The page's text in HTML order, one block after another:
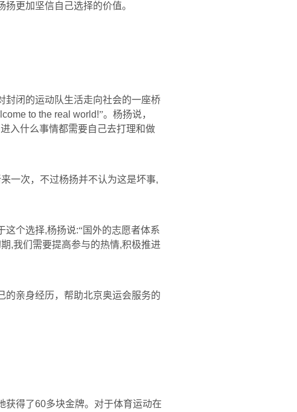
更加坚信自己选择的价值。
封闭的运动队生活走向社会的一座桥
to the real world!”。杨扬说，
入什么事情都需要自己去打理和做
一次，不过杨扬并不认为这是坏事,
这个选择,杨扬说:“国外的志愿者体系
,我们需要提高参与的热情,积极推进
的亲身经历，帮助北京奥运会服务的
获得了60多块金牌。对于体育运动在